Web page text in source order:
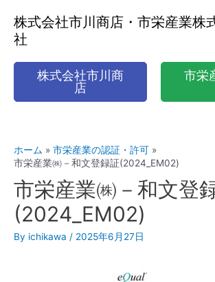
株式会社市川商店・市栄産業株
社
株式会社市川商
店
市栄
ホーム
市栄産業の認証・許可
市栄産業㈱－和文登録証(2024_EM02)
市栄産業㈱－和文登
(2024_EM02)
By ichikawa / 2025年6月27日